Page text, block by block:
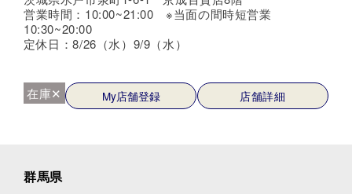
営業時間：10:00~21:00 ※当面の間時短営業
10:30~20:00
定休日：8/26（水）9/9（水）
在庫✕ My店舗登録 店舗詳細
群馬県